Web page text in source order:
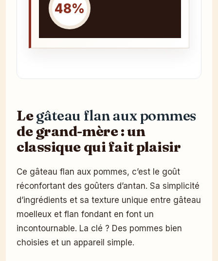
48%
Legâteau flan aux pommes
de grand-mère : un
classique qui fait plaisir
Ce gâteau flan aux pommes, c’est le goût
réconfortant des goûters d’antan. Sa simplicité
d’ingrédients et sa texture unique entre gâteau
moelleux et flan fondant en font un
incontournable. La clé ? Des pommes bien
choisies et un appareil simple.